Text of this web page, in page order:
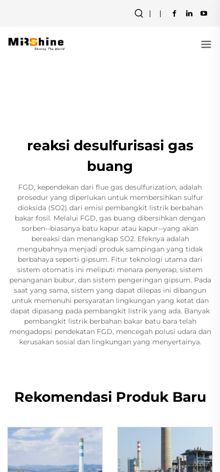
reaksi desulfurisasi gas
buang
FGD, kependekan dari flue gas desulfurization, adalah
prosedur yang diperlukan untuk membersihkan sulfur
dioksida (SO2) dari emisi pembangkit listrik berbahan
bakar fosil. Melalui FGD, gas buang dibersihkan dengan
sorben--biasanya batu kapur atau kapur--yang akan
bereaksi dan menangkap SO2. Efeknya adalah
mengubahnya menjadi produk sampingan yang tidak
berbahaya seperti gipsum. Fitur teknologi utama dari
sistem otomatis ini meliputi menara penyerap, sistem
penanganan bubur, dan sistem pengeringan gipsum. Pada
saat yang sama, sistem yang dapat dilepas ini dibangun
untuk memenuhi persyaratan lingkungan yang ketat dan
dapat dipasang pada pembangkit listrik yang ada. Banyak
pembangkit listrik berbahan bakar batu bara telah
mengadopsi pendekatan FGD, mencegah polusi udara dan
kerusakan sosial dan lingkungan yang menyertainya.
Rekomendasi Produk Baru